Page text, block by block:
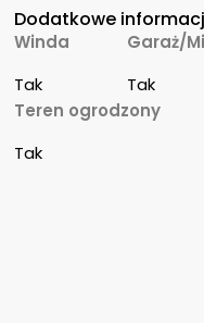
Dodatkowe
Winda
Tak
Garaż/
Tak
Teren ogrodzony
Tak